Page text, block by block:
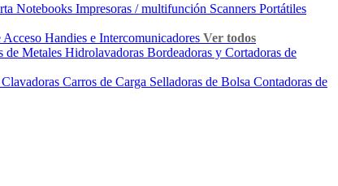
Notebooks Impresoras / multifunción Scanners Portátiles
Acceso Handies e Intercomunicadores Ver todos
de Metales Hidrolavadoras Bordeadoras y Cortadoras de
Carros de Carga Selladoras de Bolsa Contadoras de